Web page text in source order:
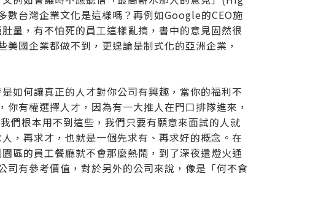
台灣企業文化是這樣嗎？再例如Google的CEO施
量，有不怕死的員工這樣亂搞，書中的意見固然很
國企業都做不到，更遑論是制式化的亞洲企業，
如何讓真正的人才對你公司有興趣，當你的福利不
有權選擇人才，因為有一大推人在門口排隊進來，
們根本用不到這些，我們只要有願意來面試的人就
，再求才，也就是一個先求有、再求好的概念。在
區的員工餐廳就不會那麼熱鬧，到了深夜還燈火通
有參考價值，對於另外的公司來說，像是「何不食